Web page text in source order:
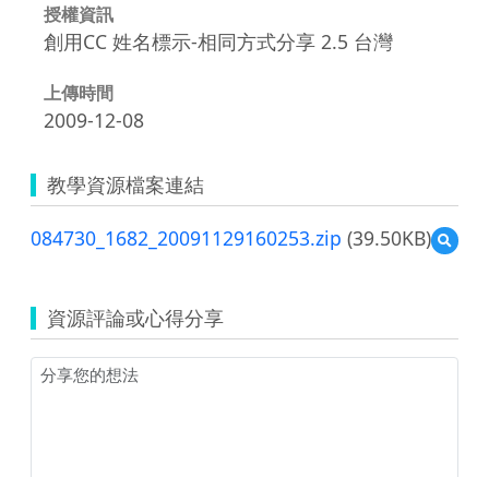
授權資訊
創用CC 姓名標示-相同方式分享 2.5 台灣
上傳時間
2009-12-08
教學資源檔案連結
084730_1682_20091129160253.zip (39.50KB)
預
覽
資源評論或心得分享